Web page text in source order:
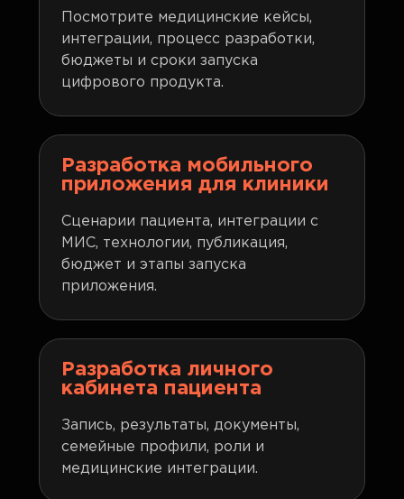
Посмотрите медицинские кейсы,
интеграции, процесс разработки,
бюджеты и сроки запуска
цифрового продукта.
Разработка мобильного
приложения для клиники
Сценарии пациента, интеграции с
МИС, технологии, публикация,
бюджет и этапы запуска
приложения.
Разработка личного
кабинета пациента
Запись, результаты, документы,
семейные профили, роли и
медицинские интеграции.